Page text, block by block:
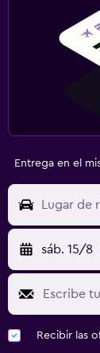
Entrega en el
Lugar de
sáb. 15/8
Recibir las